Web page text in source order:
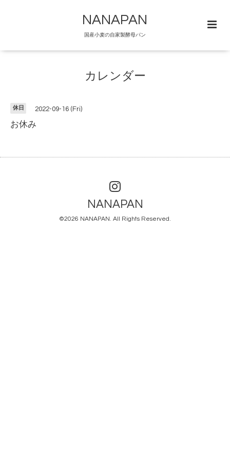
NANAPAN
国産小麦の自家製酵母パン
カレンダー
休日 2022-09-16 (Fri)
お休み
NANAPAN
©2026 NANAPAN. All Rights Reserved.